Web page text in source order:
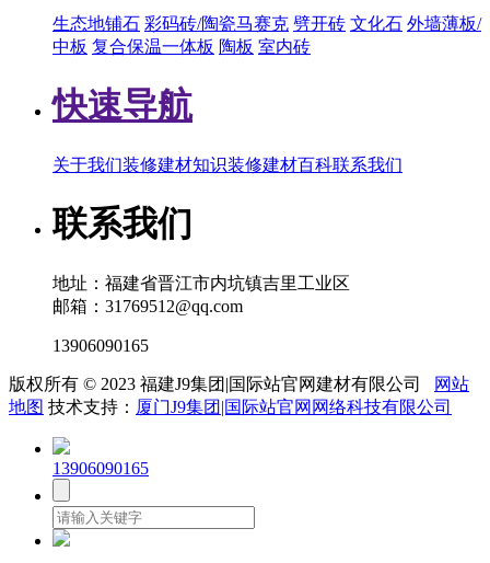
生态地铺石 彩码砖/陶瓷马赛克 劈开砖 文化石 外墙薄板/
中板 复合保温一体板 陶板 室内砖
快速导航
关于我们装修建材知识装修建材百科联系我们
联系我们
地址：福建省晋江市内坑镇吉里工业区
邮箱：31769512@qq.com
13906090165
版权所有 © 2023 福建J9集团|国际站官网建材有限公司
网站
地图 技术支持： 厦门J9集团|国际站官网网络科技有限公司
13906090165